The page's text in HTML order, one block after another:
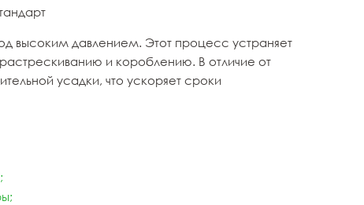
высоким давлением. Этот процесс устраняет
и короблению. В отличие от
усадки, что ускоряет сроки